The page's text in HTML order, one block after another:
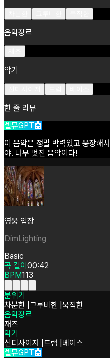
음악장르
악기
한 줄 리뷰
셀뮤GPT🤖
이 음악은 정말 박력있고 웅장해서
야. 너무 멋진 음악이다!
영웅 입장
DimLighting
Basic
곡 길이 00:42
BPM113
분위기
차분한 그루비한 묵직한
음악장르
재즈
악기
신디사이저
드럼
베이스
셀뮤GPT🤖